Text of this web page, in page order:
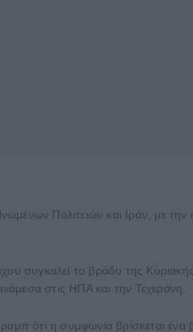
Πολιτειών και Ιράν, με
συγκαλεί το βράδυ της
στις ΗΠΑ και την Τεχεράνη.
ότι η συμφωνία βρίσκεται